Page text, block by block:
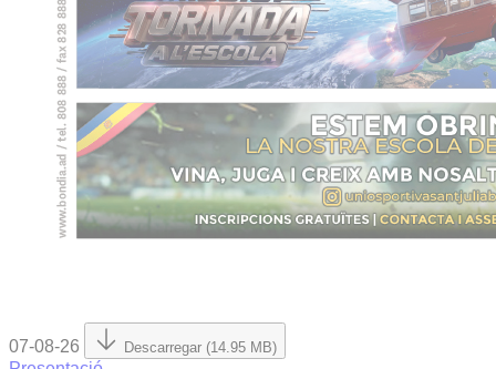
07-08-26 Descarregar (14.95 MB)